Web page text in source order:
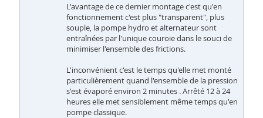
L'avantage de ce dernier montage c'est qu'en
fonctionnement c'est plus "transparent", plus
souple, la pompe hydro et alternateur sont
entraînées par l'unique couroie dans le souci de
minimiser l'ensemble des frictions.
L'inconvénient c'est le temps qu'elle met monté
particulièrement quand l'ensemble de la pression
s'est évaporé environ 2 minutes . Arrêté 12 à 24
heures elle met sensiblement même temps qu'en
pompe classique.